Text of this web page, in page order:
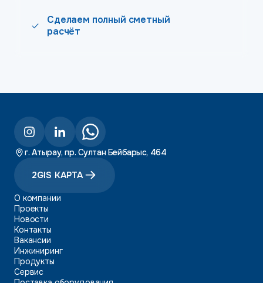
Сделаем полный сметный
расчёт
г. Атырау, пр. Султан Бейбарыс, 464
2GIS КАРТА
О компании
Проекты
Новости
Контакты
Вакансии
Инжиниринг
Продукты
Сервис